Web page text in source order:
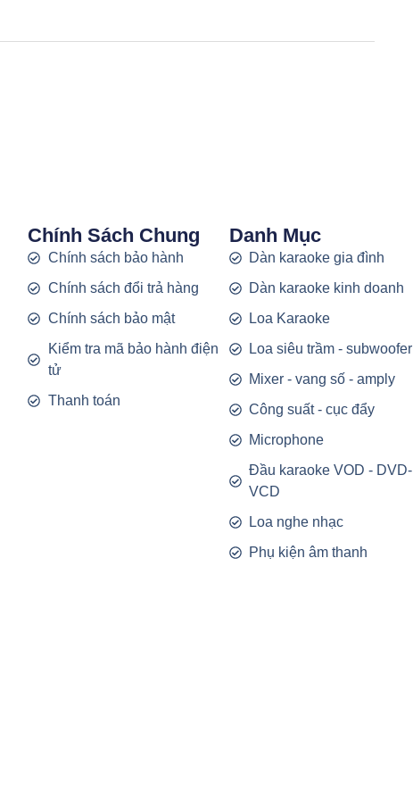
Chính Sách Chung
Chính sách bảo hành
Chính sách đổi trả hàng
Chính sách bảo mật
Kiểm tra mã bảo hành điện
tử
Thanh toán
Danh Mục
Dàn karaoke gia đình
Dàn karaoke kinh doanh
Loa Karaoke
Loa siêu trầm - subwoofer
Mixer - vang số - amply
Công suất - cục đẩy
Microphone
Đầu karaoke VOD - DVD-
VCD
Loa nghe nhạc
Phụ kiện âm thanh